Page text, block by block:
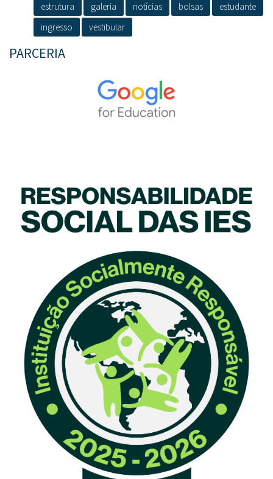
estrutura
galeria notícias bolsas
estudante
ingresso
vestibular
PARCERIA